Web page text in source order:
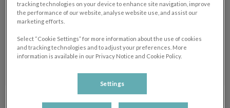
Alba MonteroAuxiliar Veterinaria
tracking technologies on your device to enhance site navigation, improve
the performance of our website, analyse website use, and assist our
marketing efforts.
Select “Cookie Settings” for more information about the use of cookies
and tracking technologies and to adjust your preferences. More
information is available in our Privacy Notice and Cookie Policy.
Settings